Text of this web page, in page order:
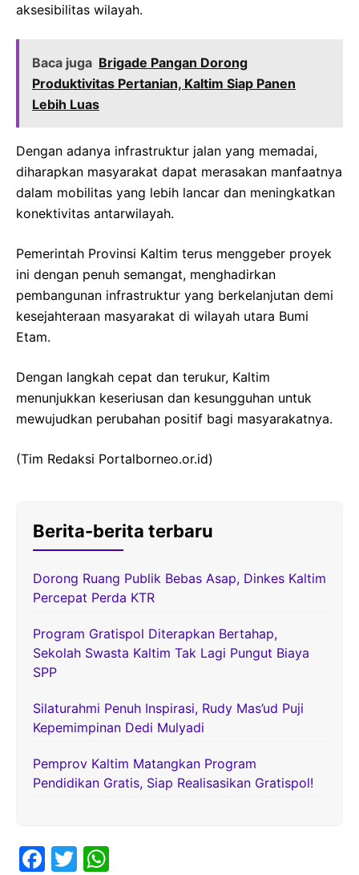
aksesibilitas wilayah.
Baca juga Brigade Pangan Dorong
Produktivitas Pertanian, Kaltim Siap Panen
Lebih Luas
Dengan adanya infrastruktur jalan yang memadai,
diharapkan masyarakat dapat merasakan manfaatnya
dalam mobilitas yang lebih lancar dan meningkatkan
konektivitas antarwilayah.
Pemerintah Provinsi Kaltim terus menggeber proyek
ini dengan penuh semangat, menghadirkan
pembangunan infrastruktur yang berkelanjutan demi
kesejahteraan masyarakat di wilayah utara Bumi
Etam.
Dengan langkah cepat dan terukur, Kaltim
menunjukkan keseriusan dan kesungguhan untuk
mewujudkan perubahan positif bagi masyarakatnya.
(Tim Redaksi Portalborneo.or.id)
Berita-berita terbaru
Dorong Ruang Publik Bebas Asap, Dinkes Kaltim
Percepat Perda KTR
Program Gratispol Diterapkan Bertahap,
Sekolah Swasta Kaltim Tak Lagi Pungut Biaya
SPP
Silaturahmi Penuh Inspirasi, Rudy Mas’ud Puji
Kepemimpinan Dedi Mulyadi
Pemprov Kaltim Matangkan Program
Pendidikan Gratis, Siap Realisasikan Gratispol!
F
T